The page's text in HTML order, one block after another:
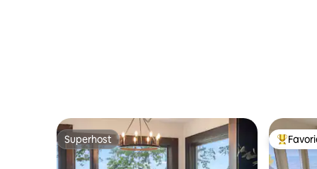
Superhost
Superhost